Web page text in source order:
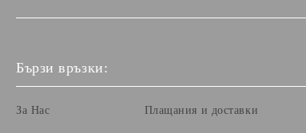
Бързи връзки:
За Нас Плащания и доставки